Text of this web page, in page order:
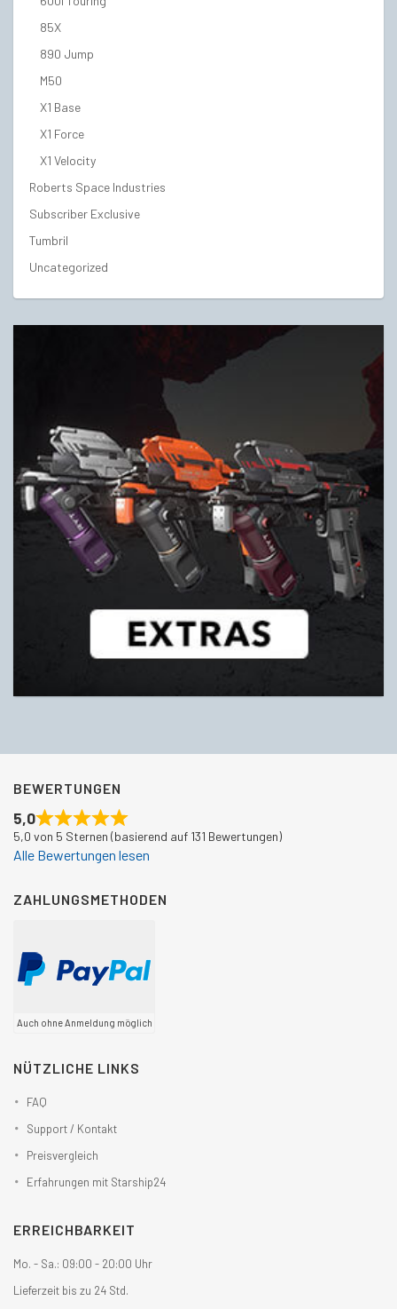
85X
890 Jump
M50
X1 Base
X1 Force
X1 Velocity
Roberts Space Industries
Subscriber Exclusive
Tumbril
Uncategorized
BEWERTUNGEN
5,0
5,0 von 5 Sternen (basierend auf 131 Bewertungen)
Alle Bewertungen lesen
ZAHLUNGSMETHODEN
Auch ohne Anmeldung möglich
NÜTZLICHE LINKS
FAQ
Support / Kontakt
Preisvergleich
Erfahrungen mit Starship24
ERREICHBARKEIT
Mo. - Sa.: 09:00 - 20:00 Uhr
Lieferzeit bis zu 24 Std.